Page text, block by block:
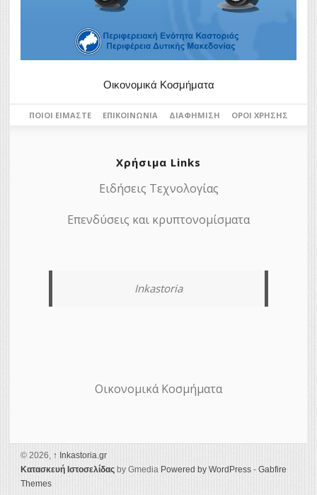
Οικονομικά Κοσμήματα
ΠΟΙΟΙ ΕΊΜΑΣΤΕ ΕΠΙΚΟΙΝΩΝΊΑ ΔΙΑΦΉΜΙΣΗ ΌΡΟΙ ΧΡΉΣΗΣ
Χρήσιμα Links
Ειδήσεις Τεχνολογίας
Επενδύσεις και κρυπτονομίσματα
Inkastoria
Οικονομικά Κοσμήματα
© 2026, ↑ Ιnkastoria.gr
Κατασκευή Ιστοσελίδας by Gmedia Powered by WordPress - Gabfire
Themes